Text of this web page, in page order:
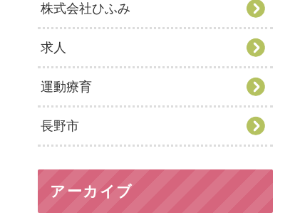
株式会社ひふみ
求人
運動療育
長野市
アーカイブ